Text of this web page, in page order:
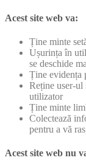
Acest site web va:
Ține minte
Ușurința în
se deschide
Ține evidența
Reține user-ul
utilizator
Ține minte
Colectează
pentru a vă
Acest site web nu